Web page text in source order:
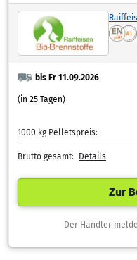
bis Fr 11.09.2026
(in 25 Tagen)
1000 kg Pelletspreis:
Brutto gesamt: Details
Zur
Der Händler